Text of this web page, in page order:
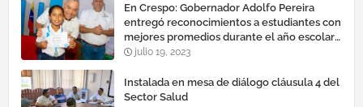
En Crespo: Gobernador Adolfo Pereira
entregó reconocimientos a estudiantes con
mejores promedios durante el año escolar
2022 – 2023
julio 19, 2023
Instalada en mesa de diálogo cláusula 4 del
Sector Salud